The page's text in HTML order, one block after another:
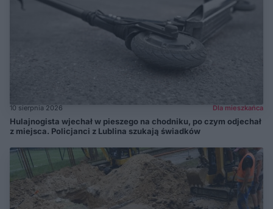
10 sierpnia 2026 Dla mieszkańca
Hulajnogista wjechał w pieszego na chodniku, po czym odjechał
z miejsca. Policjanci z Lublina szukają świadków